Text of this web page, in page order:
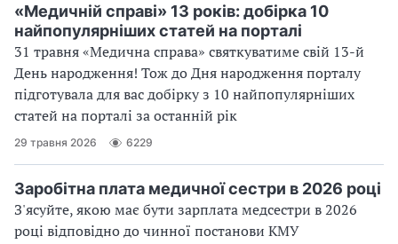
«Медичній справі» 13 років: добірка 10
найпопулярніших статей на порталі
31 травня «Медична справа» святкуватиме свій 13-й
День народження! Тож до Дня народження порталу
підготувала для вас добірку з 10 найпопулярніших
статей на порталі за останній рік
29 травня 2026 6229
Заробітна плата медичної сестри в 2026 році
З'ясуйте, якою має бути зарплата медсестри в 2026
році відповідно до чинної постанови КМУ